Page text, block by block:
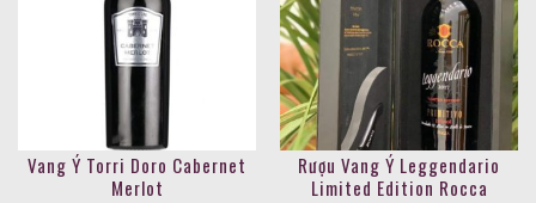
Vang Ý Torri Doro Cabernet
Merlot
Rượu Vang Ý Leggendario
Limited Edition Rocca